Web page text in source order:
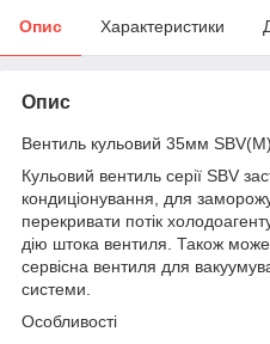
Опис Характеристики
Опис
Вентиль кульовий 35мм
Кульовий вентиль серії SBV
кондиціонування, для
перекривати потік
дію штока вентиля. Також
сервісна вентиля для
системи.
Особливості